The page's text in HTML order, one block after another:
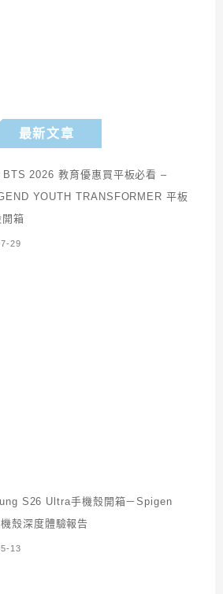
最新文章
2026 教育優惠買平板必看 –
YOUTH TRANSFORMER 平板
箱
29
S26 Ultra手機殼開箱－Spigen
殼深度體驗報告
13